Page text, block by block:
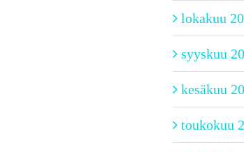
lokakuu
syyskuu
kesäkuu
toukokuu